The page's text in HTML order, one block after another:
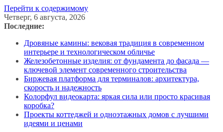
Перейти к содержимому
Четверг, 6 августа, 2026
Последние:
Дровяные камины: вековая традиция в современном
интерьере и технологическом обличье
Железобетонные изделия: от фундамента до фасада —
ключевой элемент современного строительства
Биржевая платформа для терминалов: архитектура,
скорость и надежность
Колорфул видеокарта: яркая сила или просто красивая
коробка?
Проекты коттеджей и одноэтажных домов с лучшими
идеями и ценами